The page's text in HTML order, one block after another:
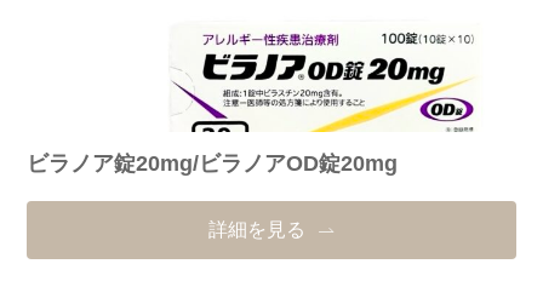
ビラノア錠20mg/ビラノアOD錠20mg
詳細を見る